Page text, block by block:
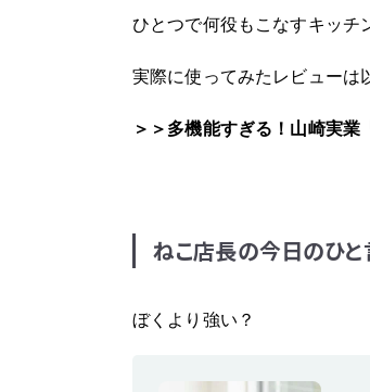
ひとつで何役もこなすキッチ
実際に使ってみたレビューは
＞＞多機能すぎる！山崎実
ねこ店長の今日のひと
ぼくより強い？